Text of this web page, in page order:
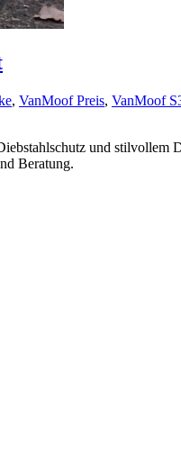
, VanMoof Preis, VanMoof
und stilvollem
Beratung.